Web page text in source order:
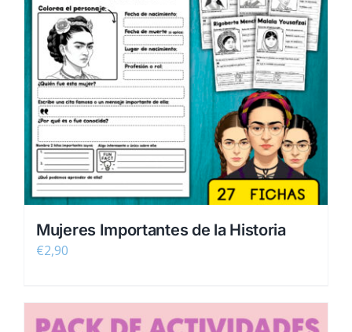
Mujeres Importantes de la Historia
€2,90